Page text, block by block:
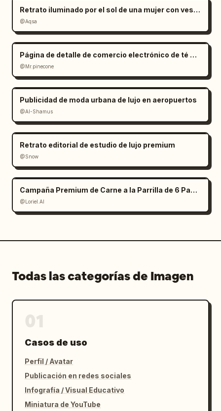
Retrato iluminado por el sol de una mujer con vestido de satén rojo
@Aqsa
Página de detalle de comercio electrónico de té Oolong estilo Zen
@Mr.pinecone
Publicidad de moda urbana de lujo en aeropuertos
@Al-Shamus
Retrato editorial de estudio de lujo premium
@Snow
Campaña Premium de Carne a la Parrilla de 6 Paneles
@Loriel.AI
Todas las categorías de Imagen
Casos de uso
Perfil / Avatar
Publicación en redes sociales
Infografía / Visual Educativo
Miniatura de YouTube